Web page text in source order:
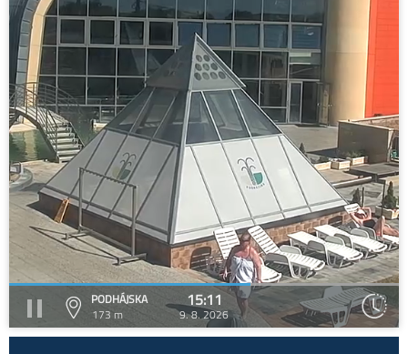
PODHÁJSKA
173 m
15:11
9. 8. 2026